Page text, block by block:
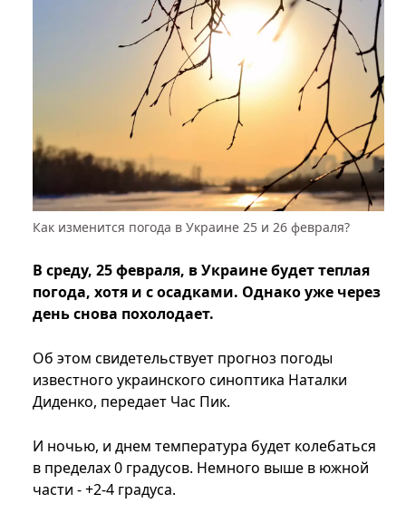
Как изменится погода в Украине 25 и 26 февраля?
В среду, 25 февраля, в Украине будет теплая
погода, хотя и с осадками. Однако уже через
день снова похолодает.
Об этом свидетельствует прогноз погоды
известного украинского синоптика Наталки
Диденко, передает Час Пик.
И ночью, и днем температура будет колебаться
в пределах 0 градусов. Немного выше в южной
части - +2-4 градуса.